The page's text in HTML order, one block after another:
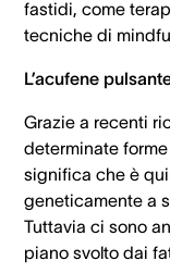
fastidi, come
tecniche di
L’acufene
Grazie a recenti
determinate
significa che è
geneticamente a
Tuttavia ci sono
piano svolto dai